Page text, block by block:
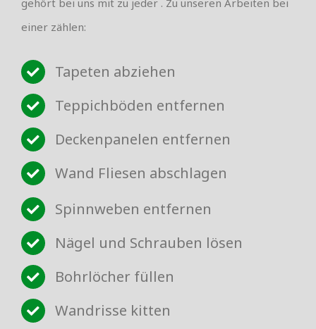
gehört bei uns mit zu jeder . Zu unseren Arbeiten bei
einer zählen:
Tapeten abziehen
Teppichböden entfernen
Deckenpanelen entfernen
Wand Fliesen abschlagen
Spinnweben entfernen
Nägel und Schrauben lösen
Bohrlöcher füllen
Wandrisse kitten